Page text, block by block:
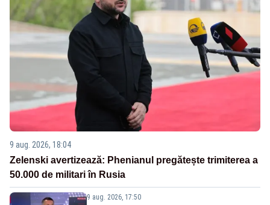
9 aug. 2026, 18:04
Zelenski avertizează: Phenianul pregătește trimiterea a
50.000 de militari în Rusia
9 aug. 2026, 17:50